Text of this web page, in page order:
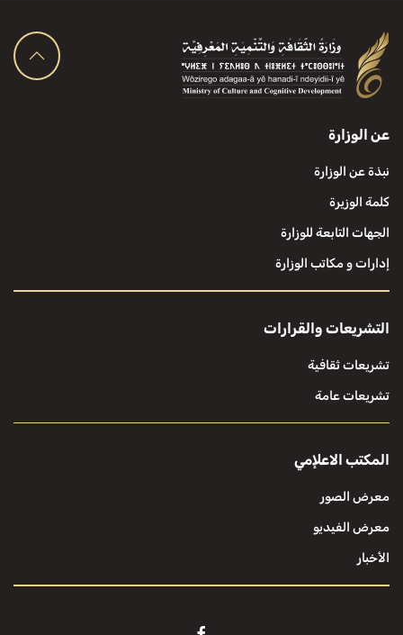
عن الوزارة
نبذة عن الوزارة
كلمة الوزيرة
الجهات التابعة للوزارة
إدارات و مكاتب الوزارة
التشريعات والقرارات
تشريعات ثقافية
تشريعات عامة
المكتب الاعلإمي
معرض الصور
معرض الفيديو
الأخبار